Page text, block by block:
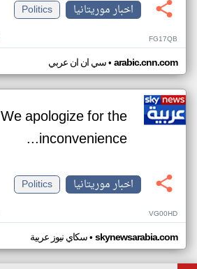
اخبار موريتانيا
Politics
FG17QB
سي ان ان عربي• arabic.cnn.com
We apologize for the
inconvenience...
اخبار موريتانيا
Politics
VG00HD
سكاي نيوز عربية• skynewsarabia.com